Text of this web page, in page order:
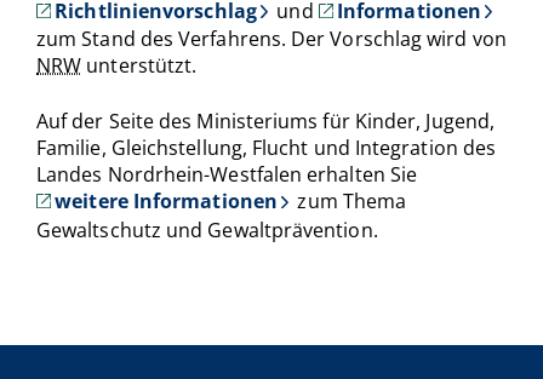
Richtlinienvorschlag und
Informationen
zum Stand des Verfahrens. Der Vorschlag wird von
NRW unterstützt.
Auf der Seite des Ministeriums für Kinder, Jugend,
Familie, Gleichstellung, Flucht und Integration des
Landes Nordrhein-Westfalen erhalten Sie
weitere Informationen
zum Thema
Gewaltschutz und Gewaltprävention.